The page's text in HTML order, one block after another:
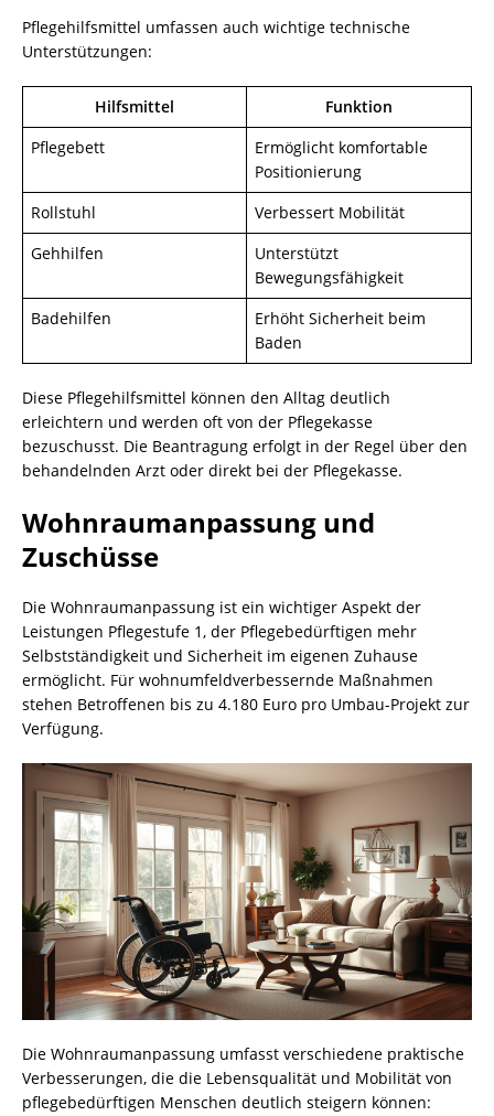
Pflegehilfsmittel umfassen auch wichtige technische
Unterstützungen:
Hilfsmittel
Funktion
Pflegebett
Ermöglicht komfortable
Positionierung
Rollstuhl
Verbessert Mobilität
Gehhilfen
Unterstützt
Bewegungsfähigkeit
Badehilfen
Erhöht Sicherheit beim
Baden
Diese Pflegehilfsmittel können den Alltag deutlich
erleichtern und werden oft von der Pflegekasse
bezuschusst. Die Beantragung erfolgt in der Regel über den
behandelnden Arzt oder direkt bei der Pflegekasse.
Wohnraumanpassung und
Zuschüsse
Die Wohnraumanpassung ist ein wichtiger Aspekt der
Leistungen Pflegestufe 1, der Pflegebedürftigen mehr
Selbstständigkeit und Sicherheit im eigenen Zuhause
ermöglicht. Für wohnumfeldverbessernde Maßnahmen
stehen Betroffenen bis zu 4.180 Euro pro Umbau-Projekt zur
Verfügung.
Die Wohnraumanpassung umfasst verschiedene praktische
Verbesserungen, die die Lebensqualität und Mobilität von
pflegebedürftigen Menschen deutlich steigern können: